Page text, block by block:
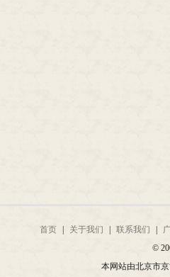
首页 关于我们 联系我们
©
本网站由北京市